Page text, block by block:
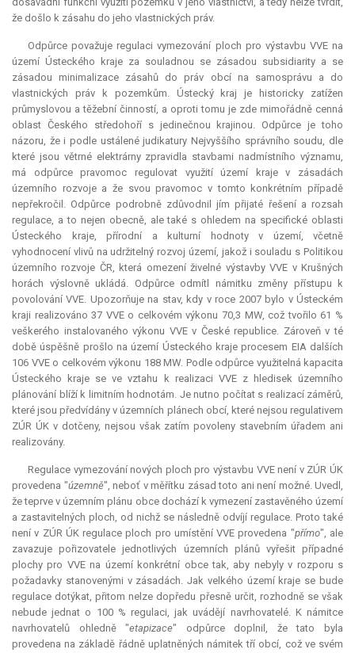
že došlo k zásahu do jeho vlastnických práv.
Odpůrce považuje regulaci vymezování ploch pro výstavbu VVE na
území Ústeckého kraje za souladnou se zásadou subsidiarity a se
zásadou minimalizace zásahů do práv obcí na samosprávu a do
vlastnických práv k pozemkům. Ústecký kraj je historicky zatížen
průmyslovou a těžební činností, a oproti tomu je zde mimořádně cenná
oblast Českého středohoří s jedinečnou krajinou. Odpůrce je toho
názoru, že i podle ustálené judikatury Nejvyššího správního soudu, dle
které jsou větrné elektrárny zpravidla stavbami nadmístního významu,
má odpůrce pravomoc regulovat využití území kraje v zásadách
územního rozvoje a že svou pravomoc v tomto konkrétním případě
nepřekročil. Odpůrce podrobně zdůvodnil jím přijaté řešení a rozsah
regulace, a to nejen obecně, ale také s ohledem na specifické oblasti
Ústeckého kraje, přírodní a kulturní hodnoty v území, včetně
vyhodnocení vlivů na udržitelný rozvoj území, jakož i souladu s Politikou
územního rozvoje ČR, která omezení živelné výstavby VVE v Krušných
horách výslovně ukládá. Odpůrce odmítl námitku změny přístupu k
povolování VVE. Upozorňuje na stav, kdy v roce 2007 bylo v Ústeckém
kraji realizováno 37 VVE o celkovém výkonu 70,3 MW, což tvořilo 61 %
veškerého instalovaného výkonu VVE v České republice. Zároveň v té
době úspěšně prošlo na území Ústeckého kraje procesem EIA dalších
106 VVE o celkovém výkonu 188 MW. Podle odpůrce využitelná kapacita
Ústeckého kraje se ve vztahu k realizaci VVE z hledisek územního
plánování blíží k limitním hodnotám. Je nutno počítat s realizací záměrů,
které jsou předvídány v územních plánech obcí, které nejsou regulativem
ZÚR ÚK v dotčeny, nejsou však zatím povoleny stavebním úřadem ani
realizovány.
Regulace vymezování nových ploch pro výstavbu VVE není v ZÚR ÚK
provedena "územně", neboť v měřítku zásad toto ani není možné. Uvedl,
že teprve v územním plánu obce dochází k vymezení zastavěného území
a zastavitelných ploch, od nichž se následně odvíjí regulace. Proto také
není v ZÚR ÚK regulace ploch pro umístění VVE provedena "přímo", ale
zavazuje pořizovatele jednotlivých územních plánů vyřešit případné
plochy pro VVE na území konkrétní obce tak, aby nebyly v rozporu s
požadavky stanovenými v zásadách. Jak velkého území kraje se bude
regulace dotýkat, přitom nelze dopředu přesně určit, rozhodně se však
nebude jednat o 100 % regulaci, jak uvádějí navrhovatelé. K námitce
navrhovatelů ohledně "etapizace" odpůrce doplnil, že tato byla
provedena na základě řádně uplatněných námitek tří obcí, což ve svém